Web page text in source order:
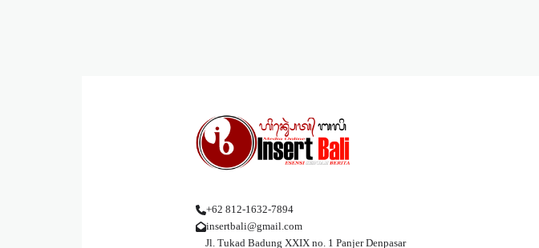
+62 812-1632-7894
insertbali@gmail.com
Jl. Tukad Badung XXIX no. 1 Panjer Denpasar